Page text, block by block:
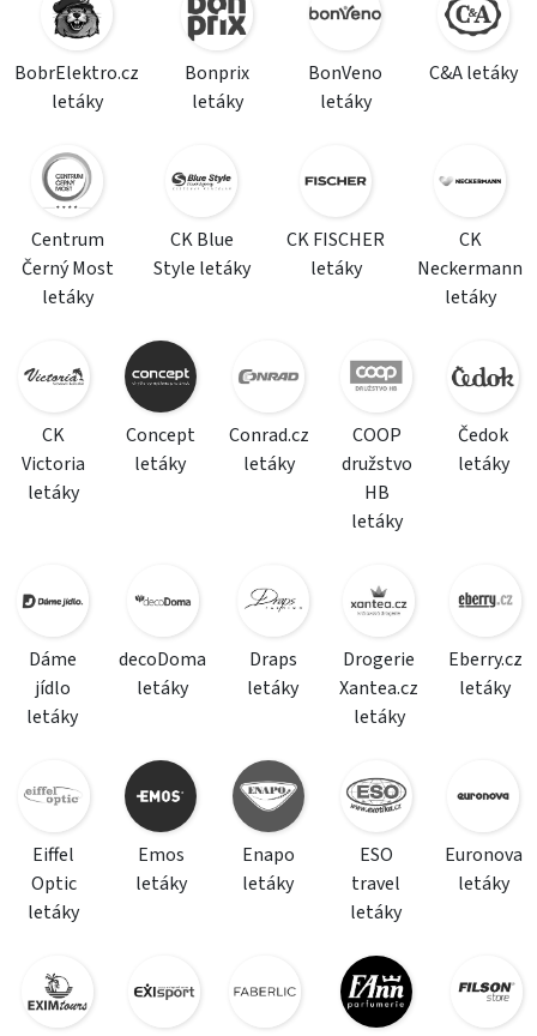
BobrElektro.cz
letáky
Bonprix
letáky
BonVeno
letáky
C&A letáky
Centrum
Černý Most
letáky
CK Blue
Style letáky
CK FISCHER
letáky
CK
Neckermann
letáky
CK
Victoria
letáky
Concept
letáky
Conrad.cz
letáky
COOP
družstvo
HB
letáky
Čedok
letáky
Dáme
jídlo
letáky
decoDoma
letáky
Draps
letáky
Drogerie
Xantea.cz
letáky
Eberry.cz
letáky
Eiffel
Optic
letáky
Emos
letáky
Enapo
letáky
ESO
travel
letáky
Euronova
letáky